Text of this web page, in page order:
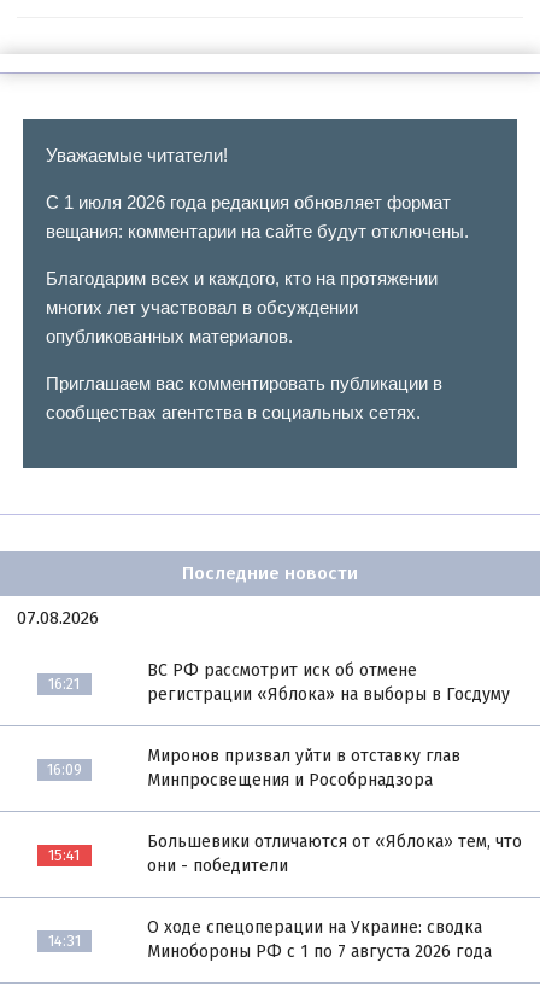
Уважаемые читатели!
С 1 июля 2026 года редакция обновляет формат
вещания: комментарии на сайте будут отключены.
Благодарим всех и каждого, кто на протяжении
многих лет участвовал в обсуждении
опубликованных материалов.
Приглашаем вас комментировать публикации в
сообществах агентства в социальных сетях.
Последние новости
07.08.2026
16:21
ВС РФ рассмотрит иск об отмене
регистрации «Яблока» на выборы в Госдуму
16:09
Миронов призвал уйти в отставку глав
Минпросвещения и Рособрнадзора
15:41
Большевики отличаются от «Яблока» тем, что
они - победители
14:31
О ходе спецоперации на Украине: сводка
Минобороны РФ с 1 по 7 августа 2026 года